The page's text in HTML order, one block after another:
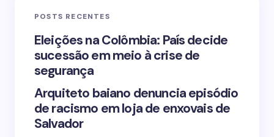
Your Comment *
Save my name and email in this browser for the
POSTS RECENTES
Eleições na Colômbia: País decide
sucessão em meio à crise de
segurança
Arquiteto baiano denuncia episódio
de racismo em loja de enxovais de
Salvador